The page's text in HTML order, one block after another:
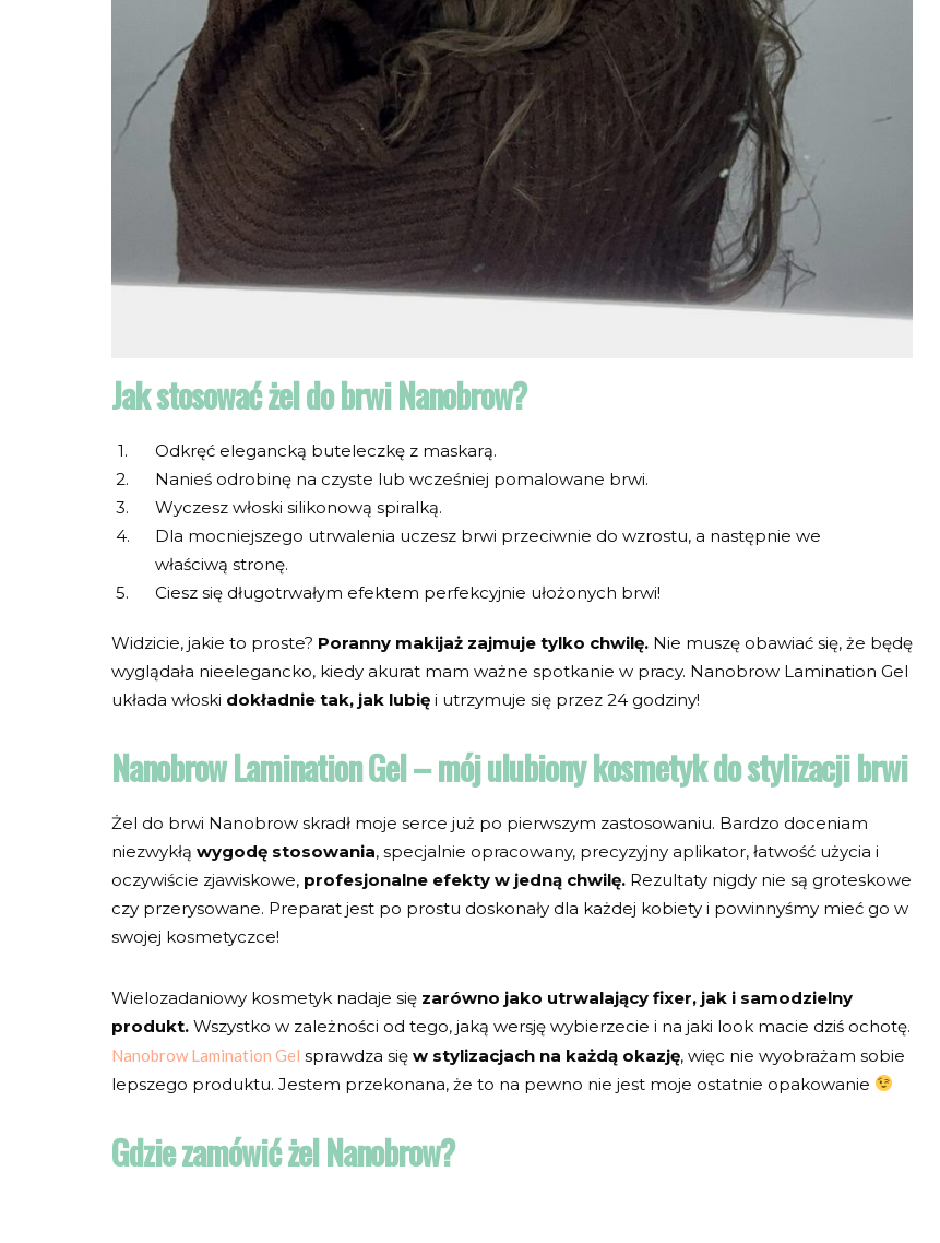
Jak stosować żel do brwi Nanobrow?
Odkręć elegancką buteleczkę z maskarą.
Nanieś odrobinę na czyste lub wcześniej pomalowane brwi.
Wyczesz włoski silikonową spiralką.
Dla mocniejszego utrwalenia uczesz brwi przeciwnie do wzrostu, a następnie we
właściwą stronę.
Ciesz się długotrwałym efektem perfekcyjnie ułożonych brwi!
Widzicie, jakie to proste? Poranny makijaż zajmuje tylko chwilę. Nie muszę obawiać się, że będę
wyglądała nieelegancko, kiedy akurat mam ważne spotkanie w pracy. Nanobrow Lamination Gel
układa włoski dokładnie tak, jak lubię i utrzymuje się przez 24 godziny!
Nanobrow Lamination Gel ­– mój ulubiony kosmetyk do stylizacji brwi
Żel do brwi Nanobrow skradł moje serce już po pierwszym zastosowaniu. Bardzo doceniam
niezwykłą wygodę stosowania, specjalnie opracowany, precyzyjny aplikator, łatwość użycia i
oczywiście zjawiskowe, profesjonalne efekty w jedną chwilę. Rezultaty nigdy nie są groteskowe
czy przerysowane. Preparat jest po prostu doskonały dla każdej kobiety i powinnyśmy mieć go w
swojej kosmetyczce!
Wielozadaniowy kosmetyk nadaje się zarówno jako utrwalający fixer, jak i samodzielny
produkt. Wszystko w zależności od tego, jaką wersję wybierzecie i na jaki look macie dziś ochotę.
Nanobrow Lamination Gel sprawdza się w stylizacjach na każdą okazję, więc nie wyobrażam sobie
lepszego produktu. Jestem przekonana, że to na pewno nie jest moje ostatnie opakowanie
Gdzie zamówić żel Nanobrow?